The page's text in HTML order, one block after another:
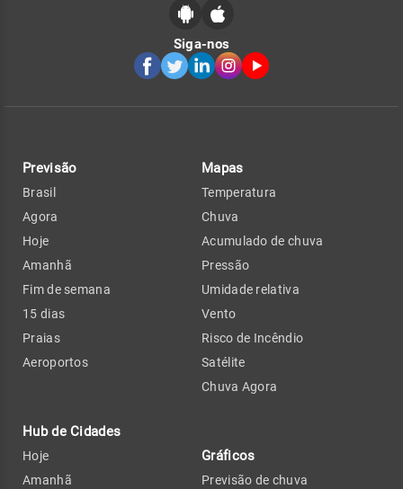
Siga-nos
Previsão
Brasil
Agora
Hoje
Amanhã
Fim de semana
15 dias
Praias
Aeroportos
Hub de Cidades
Hoje
Amanhã
Mapas
Temperatura
Chuva
Acumulado de chuva
Pressão
Umidade relativa
Vento
Risco de Incêndio
Satélite
Chuva Agora
Gráficos
Previsão de chuva